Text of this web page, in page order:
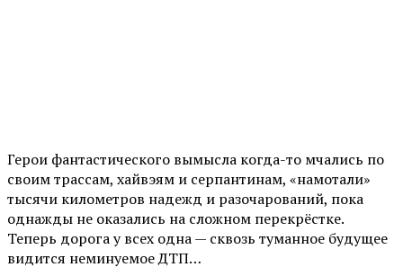
Герои фантастического вымысла когда-то мчались по
своим трассам, хайвэям и серпантинам, «намотали»
тысячи километров надежд и разочарований, пока
однажды не оказались на сложном перекрёстке.
Теперь дорога у всех одна — сквозь туманное будущее
видится неминуемое ДТП…